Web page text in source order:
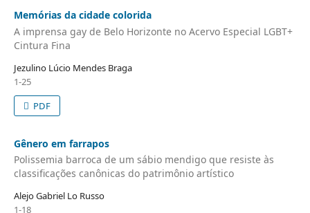
Memórias da cidade colorida
A imprensa gay de Belo Horizonte no Acervo Especial LGBT+
Cintura Fina
Jezulino Lúcio Mendes Braga
1-25
PDF
Gênero em farrapos
Polissemia barroca de um sábio mendigo que resiste às
classificações canônicas do patrimônio artístico
Alejo Gabriel Lo Russo
1-18